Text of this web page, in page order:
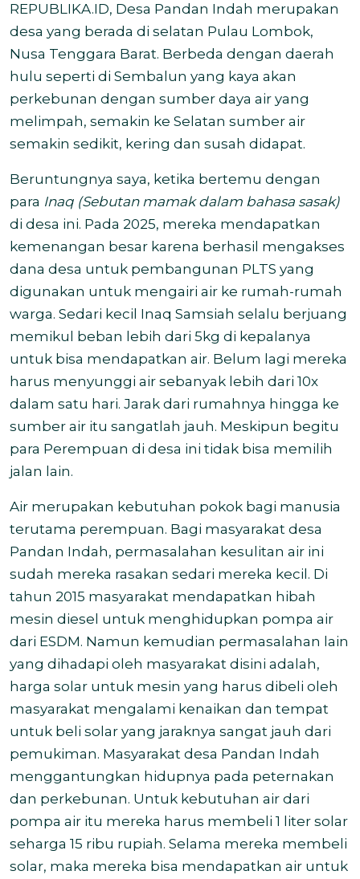
REPUBLIKA.ID, Desa Pandan Indah merupakan
desa yang berada di selatan Pulau Lombok,
Nusa Tenggara Barat. Berbeda dengan daerah
hulu seperti di Sembalun yang kaya akan
perkebunan dengan sumber daya air yang
melimpah, semakin ke Selatan sumber air
semakin sedikit, kering dan susah didapat.
Beruntungnya saya, ketika bertemu dengan
para Inaq (Sebutan mamak dalam bahasa sasak)
di desa ini. Pada 2025, mereka mendapatkan
kemenangan besar karena berhasil mengakses
dana desa untuk pembangunan PLTS yang
digunakan untuk mengairi air ke rumah-rumah
warga. Sedari kecil Inaq Samsiah selalu berjuang
memikul beban lebih dari 5kg di kepalanya
untuk bisa mendapatkan air. Belum lagi mereka
harus menyunggi air sebanyak lebih dari 10x
dalam satu hari. Jarak dari rumahnya hingga ke
sumber air itu sangatlah jauh. Meskipun begitu
para Perempuan di desa ini tidak bisa memilih
jalan lain.
Air merupakan kebutuhan pokok bagi manusia
terutama perempuan. Bagi masyarakat desa
Pandan Indah, permasalahan kesulitan air ini
sudah mereka rasakan sedari mereka kecil. Di
tahun 2015 masyarakat mendapatkan hibah
mesin diesel untuk menghidupkan pompa air
dari ESDM. Namun kemudian permasalahan lain
yang dihadapi oleh masyarakat disini adalah,
harga solar untuk mesin yang harus dibeli oleh
masyarakat mengalami kenaikan dan tempat
untuk beli solar yang jaraknya sangat jauh dari
pemukiman. Masyarakat desa Pandan Indah
menggantungkan hidupnya pada peternakan
dan perkebunan. Untuk kebutuhan air dari
pompa air itu mereka harus membeli 1 liter solar
seharga 15 ribu rupiah. Selama mereka membeli
solar, maka mereka bisa mendapatkan air untuk